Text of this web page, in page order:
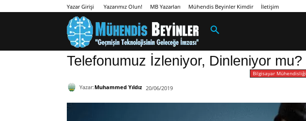
Yazar Girişi Yazarımız Olun! MB Yazarları Mühendis Beyinler Kimdir İletişim
Telefonumuz İzleniyor, Dinleniyor mu?
Bilgisayar Mühendisliği
Yazar: Muhammed Yıldız 20/06/2019